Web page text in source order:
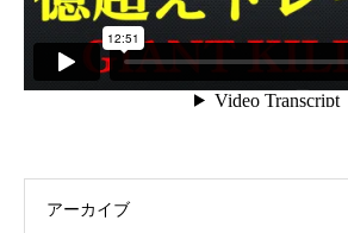
アーカイブ